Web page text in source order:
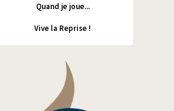
Quand je joue...
Vive la Reprise !